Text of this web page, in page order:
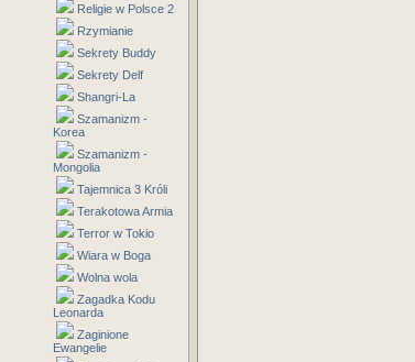
Religie w Polsce 2
Rzymianie
Sekrety Buddy
Sekrety Delf
Shangri-La
Szamanizm -
Korea
Szamanizm -
Mongolia
Tajemnica 3 Króli
Terakotowa Armia
Terror w Tokio
Wiara w Boga
Wolna wola
Zagadka Kodu
Leonarda
Zaginione
Ewangelie